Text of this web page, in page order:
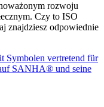
rozwoju
Czy to ISO
znajdziesz odpowiednie